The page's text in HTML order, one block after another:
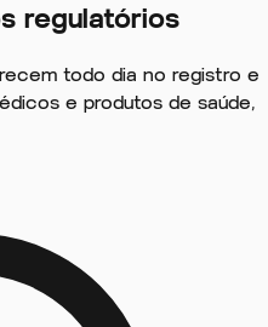
regulatórios
todo dia no registro e
e produtos de saúde,